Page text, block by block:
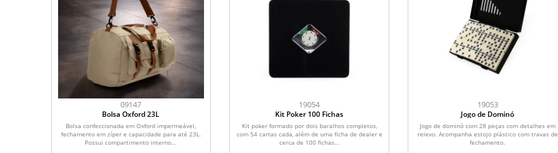
09147
Bolsa Oxford 23L
Bolsa confeccionada em Oxford impermeável,
fechamento em zíper e capacidade para até 23L.
Possui compartimento interno...
19054
Kit Poker 100 Fichas
Kit poker formado por dois baralhos completos,
com 54 cartas cada, além de uma ficha de dealer e
cerca de 100 fichas...
19053
Jogo de Dominó
Jogo de dominó com 28 peças com detalhes em
relevo. Acompanha estojo plástico com travas de
fechamento.